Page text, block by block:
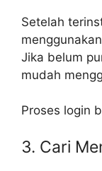
Setelah
Jika belum
mudah
Proses login
3. Cari